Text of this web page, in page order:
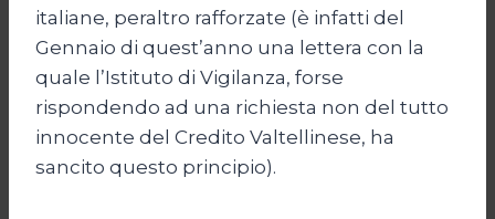
italiane, peraltro rafforzate (è infatti del
Gennaio di quest’anno una lettera con la
quale l’Istituto di Vigilanza, forse
rispondendo ad una richiesta non del tutto
innocente del Credito Valtellinese, ha
sancito questo principio).